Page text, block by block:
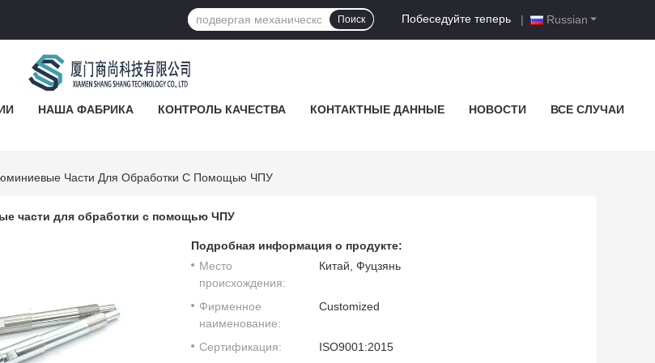
Russian
Побеседуйте теперь |
Поиск
НАША ФАБРИКА КОНТРОЛЬ КАЧЕСТВА КОНТАКТНЫЕ ДАННЫЕ НОВОСТИ ВСЕ СЛУЧАИ
Части Для Обработки С Помощью ЧПУ
части для обработки с помощью ЧПУ
Подробная информация о продукте:
Место
происхождения:
Китай, Фуцзянь
Фирменное
наименование:
Customized
Сертификация: ISO9001:2015